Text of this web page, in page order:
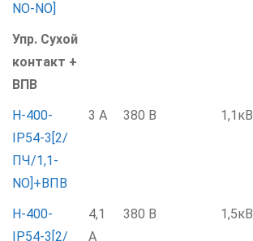
NO-NO]
Упр. Сухой
контакт +
ВПВ
Н-400-
IP54-3[2/
ПЧ/1,1-
NO]+ВПВ
3 А 380 В
Н-400-
IP54-3[2/
4,1
А
380 В